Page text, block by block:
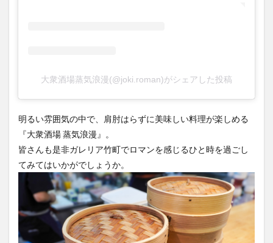
大衆酒場蒸気浪漫(@joki.roman)がシェアした投稿
明るい雰囲気の中で、肩肘はらずに美味しい料理が楽しめる
『大衆酒場 蒸気浪漫』。
皆さんも是非ガレリア竹町でロマンを感じるひと時を過ごし
てみてはいかがでしょうか。